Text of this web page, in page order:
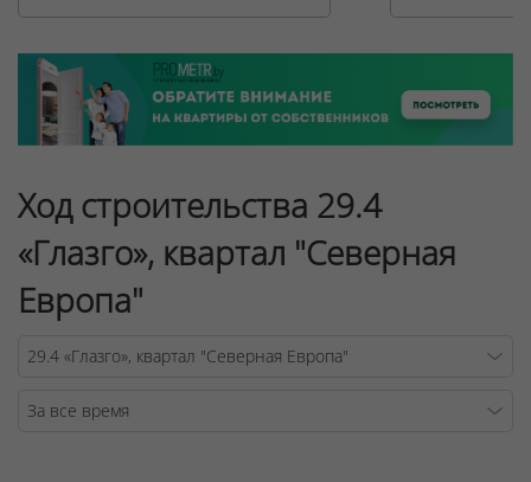
Ход строительства 29.4
«Глазго», квартал "Северная
Европа"